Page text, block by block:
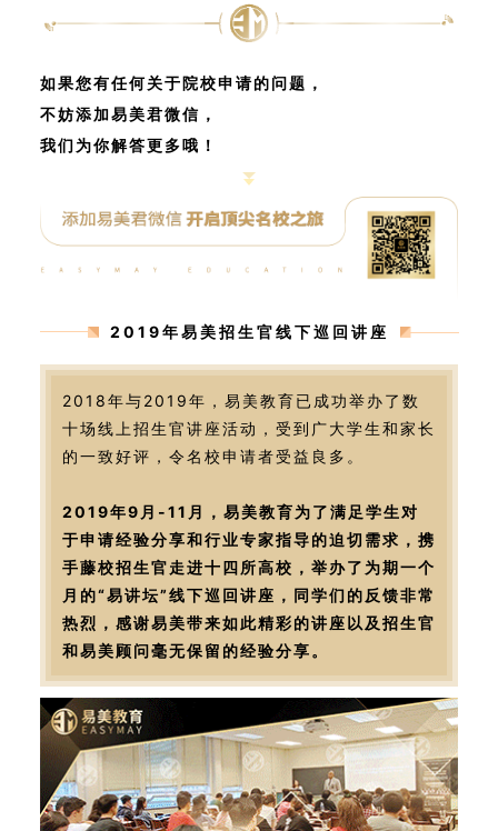
如果您有任何关于院校申请的问题，
不妨添加易美君微信，
我们为你解答更多哦！
2019年易美招生官线下巡回讲座
2018年与2019年，易美教育已成功举办了数
十场线上招生官讲座活动，受到广大学生和家长
的一致好评，令名校申请者受益良多。
2019年9月-11月，易美教育为了满足学生对
于申请经验分享和行业专家指导的迫切需求，携
手藤校招生官走进十四所高校，举办了为期一个
月的“易讲坛”线下巡回讲座，同学们的反馈非常
热烈，感谢易美带来如此精彩的讲座以及招生官
和易美顾问毫无保留的经验分享。